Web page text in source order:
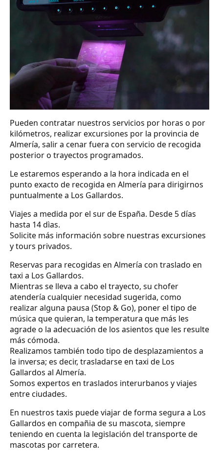
Pueden contratar nuestros servicios por horas o por
kilómetros, realizar excursiones por la provincia de
Almería, salir a cenar fuera con servicio de recogida
posterior o trayectos programados.
Le estaremos esperando a la hora indicada en el
punto exacto de recogida en Almería para dirigirnos
puntualmente a Los Gallardos.
Viajes a medida por el sur de España. Desde 5 días
hasta 14 dìas.
Solicite más información sobre nuestras excursiones
y tours privados.
Reservas para recogidas en Almería con traslado en
taxi a Los Gallardos.
Mientras se lleva a cabo el trayecto, su chofer
atendería cualquier necesidad sugerida, como
realizar alguna pausa (Stop & Go), poner el tipo de
música que quieran, la temperatura que más les
agrade o la adecuación de los asientos que les resulte
más cómoda.
Realizamos también todo tipo de desplazamientos a
la inversa; es decir, trasladarse en taxi de Los
Gallardos al Almería.
Somos expertos en traslados interurbanos y viajes
entre ciudades.
En nuestros taxis puede viajar de forma segura a Los
Gallardos en compañia de su mascota, siempre
teniendo en cuenta la legislación del transporte de
mascotas por carretera.